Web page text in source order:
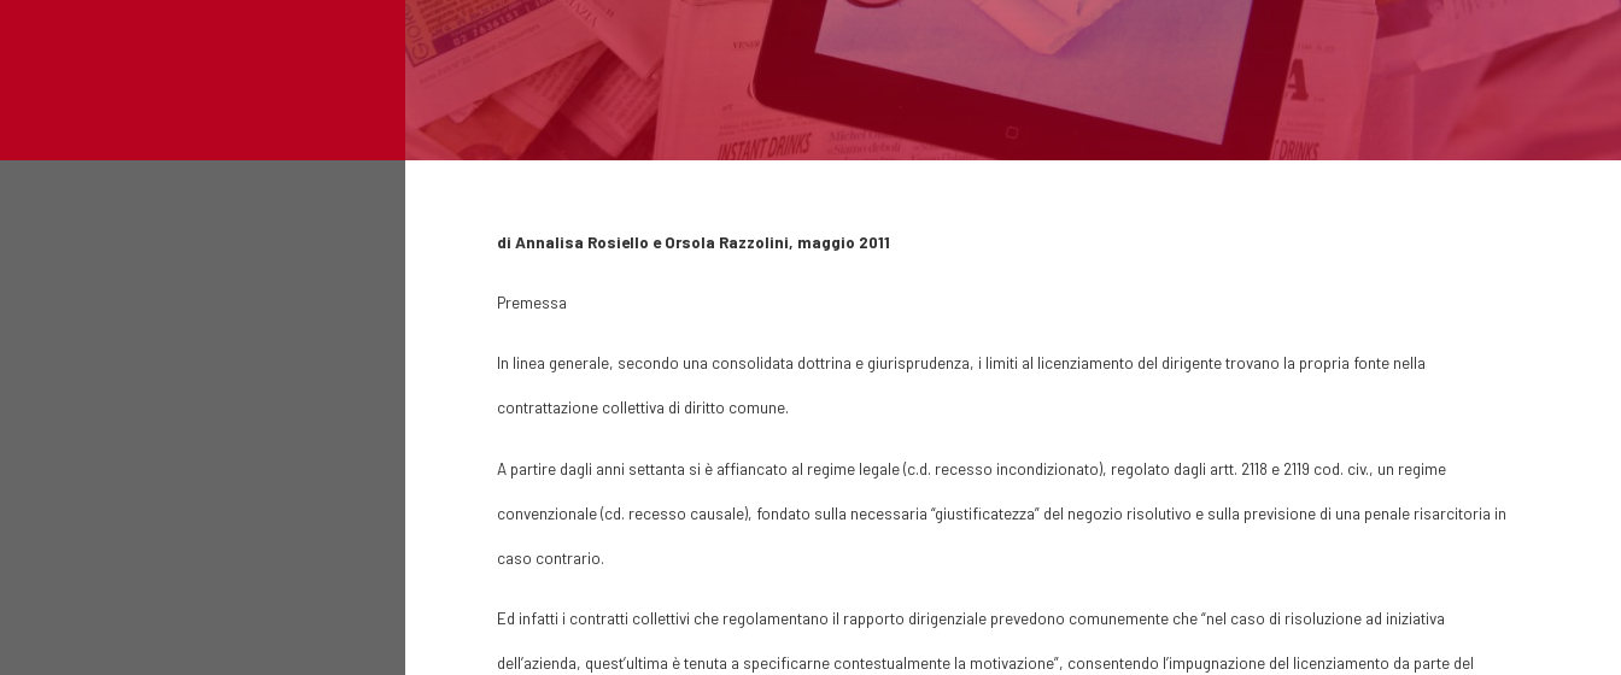
di Annalisa Rosiello e Orsola Razzolini, maggio 2011
Premessa
In linea generale, secondo una consolidata dottrina e giurisprudenza, i limiti al licenziamento del dirigente trovano la propria fonte nella
contrattazione collettiva di diritto comune.
A partire dagli anni settanta si è affiancato al regime legale (c.d. recesso incondizionato), regolato dagli artt. 2118 e 2119 cod. civ., un regime
convenzionale (cd. recesso causale), fondato sulla necessaria “giustificatezza” del negozio risolutivo e sulla previsione di una penale risarcitoria in
caso contrario.
Ed infatti i contratti collettivi che regolamentano il rapporto dirigenziale prevedono comunemente che “nel caso di risoluzione ad iniziativa
dell’azienda, quest’ultima è tenuta a specificarne contestualmente la motivazione”, consentendo l’impugnazione del licenziamento da parte del